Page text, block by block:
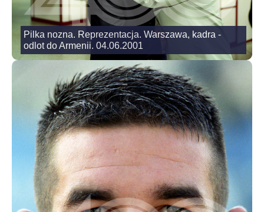
Pilka nozna. Reprezentacja. Warszawa, kadra -
odlot do Armenii. 04.06.2001